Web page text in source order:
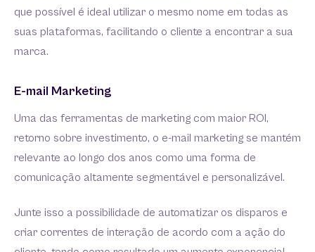
que possível é ideal utilizar o mesmo nome em todas as
suas plataformas, facilitando o cliente a encontrar a sua
marca.
E-mail Marketing
Uma das ferramentas de marketing com maior ROI,
retorno sobre investimento, o e-mail marketing se mantém
relevante ao longo dos anos como uma forma de
comunicação altamente segmentável e personalizável.
Junte isso a possibilidade de automatizar os disparos e
criar correntes de interação de acordo com a ação do